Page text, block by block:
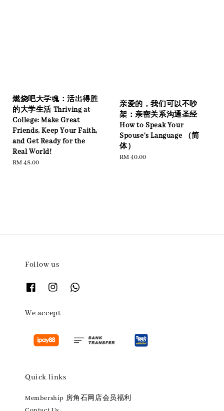
燃烧吧大学魂：活出得胜
的大学生活 Thriving at
College: Make Great
Friends, Keep Your Faith,
and Get Ready for the
Real World!
Regular
RM 48.00
亲爱的，我们可以不吵
架：亲密关系沟通圣经
How to Speak Your
Spouse's Language （简
体）
Regular
RM 40.00
Follow us
We accept
Quick links
Membership 房角石网店会员福利